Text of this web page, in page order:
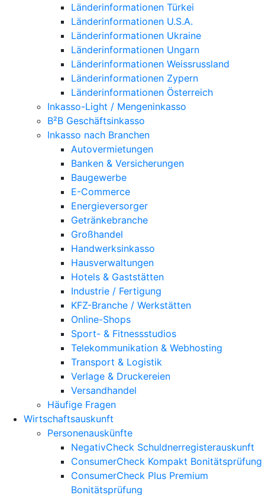
Länderinformationen Türkei
Länderinformationen U.S.A.
Länderinformationen Ukraine
Länderinformationen Ungarn
Länderinformationen Weissrussland
Länderinformationen Zypern
Länderinformationen Österreich
Inkasso-Light / Mengeninkasso
B²B Geschäftsinkasso
Inkasso nach Branchen
Autovermietungen
Banken & Versicherungen
Baugewerbe
E-Commerce
Energieversorger
Getränkebranche
Großhandel
Handwerksinkasso
Hausverwaltungen
Hotels & Gaststätten
Industrie / Fertigung
KFZ-Branche / Werkstätten
Online-Shops
Sport- & Fitnessstudios
Telekommunikation & Webhosting
Transport & Logistik
Verlage & Druckereien
Versandhandel
Häufige Fragen
Wirtschaftsauskunft
Personenauskünfte
NegativCheck Schuldnerregisterauskunft
ConsumerCheck Kompakt Bonitätsprüfung
ConsumerCheck Plus Premium
Bonitätsprüfung